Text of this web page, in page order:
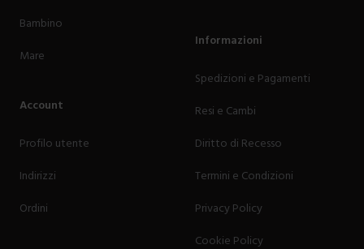
Bambino
Mare
Account
Profilo utente
Indirizzi
Ordini
Informazioni
Spedizioni e Pagamenti
Resi e Cambi
Diritto di Recesso
Termini e Condizioni
Privacy Policy
Cookie Policy